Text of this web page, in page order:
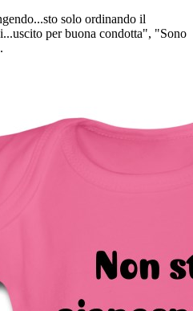
solo ordinando il
per buona condotta", "Sono